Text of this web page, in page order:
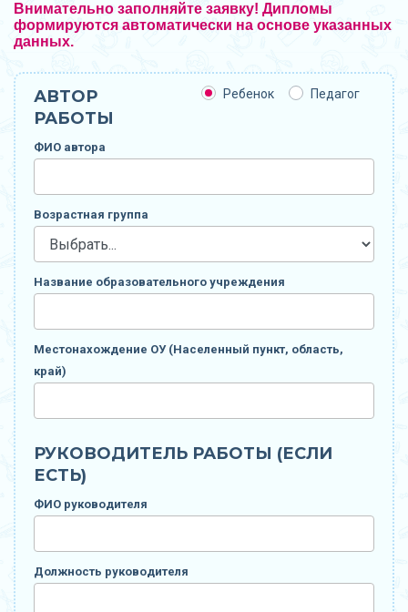
Внимательно заполняйте заявку! Дипломы
формируются автоматически на основе указанных
данных.
АВТОР
РАБОТЫ
Ребенок Педагог
ФИО автора
Возрастная группа
Название образовательного учреждения
Местонахождение ОУ (Населенный пункт, область,
край)
РУКОВОДИТЕЛЬ РАБОТЫ (ЕСЛИ
ЕСТЬ)
ФИО руководителя
Должность руководителя